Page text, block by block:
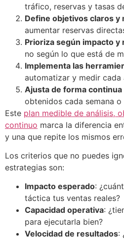
tráfico, reservas y tasas
Define objetivos claros y
aumentar reservas
Prioriza según impacto
no según lo que está de
Implementa las
automatizar y medir cada
Ajusta de forma continua
obtenidos cada semana o
Este plan medible de análisis,
continuo marca la diferencia
y una que repite los mismos
Los criterios que no puedes
estrategias son:
Impacto esperado:
táctica tus ventas reales?
Capacidad operativa:
para ejecutarla bien?
Velocidad de resultados: